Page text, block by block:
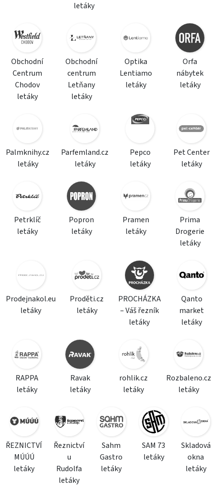
letáky
Obchodní
Centrum
Chodov
letáky
Obchodní
centrum
Letňany
letáky
Optika
Lentiamo
letáky
Orfa
nábytek
letáky
Palmknihy.cz
letáky
Parfemland.cz
letáky
Pepco
letáky
Pet Center
letáky
Petrklíč
letáky
Popron
letáky
Pramen
letáky
Prima
Drogerie
letáky
Prodejnakol.eu
letáky
Proděti.cz
letáky
PROCHÁZKA
– Váš řezník
letáky
Qanto
market
letáky
RAPPA
letáky
Ravak
letáky
rohlik.cz
letáky
Rozbaleno.cz
letáky
ŘEZNICTVÍ
MÚÚÚ
letáky
Řeznictví
u
Rudolfa
letáky
Sahm
Gastro
letáky
SAM 73
letáky
Skladová
okna
letáky